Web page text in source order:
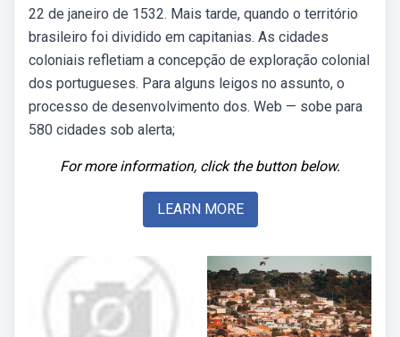
22 de janeiro de 1532. Mais tarde, quando o território
brasileiro foi dividido em capitanias. As cidades
coloniais refletiam a concepção de exploração colonial
dos portugueses. Para alguns leigos no assunto, o
processo de desenvolvimento dos. Web — sobe para
580 cidades sob alerta;
For more information, click the button below.
LEARN MORE